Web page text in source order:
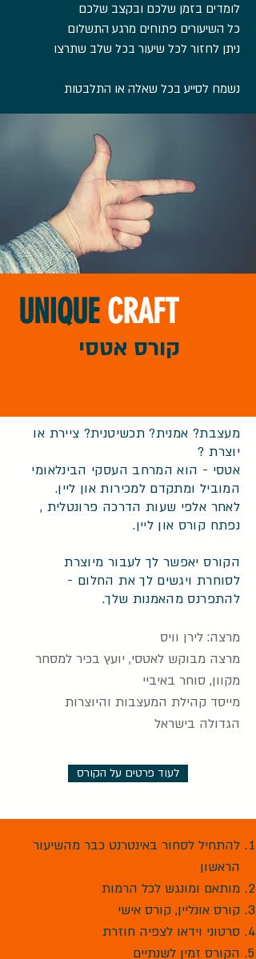
לומדים בזמן שלכם ובקצב שלכם
כל השיעורים פתוחים מרגע התשלום
ניתן לחזור לכל שיעור בכל שלב שתרצו
נשמח לסייע בכל שאלה או התלבטות
UNIQUE CRAFT
קורס אטסי
מעצבת? אמנית? תכשיטנית? ציירת או
יוצרת ?
אטסי - הוא המרחב העסקי הבינלאומי
המוביל ומתקדם למכירות און ליין.
לאחר אלפי שעות הדרכה פרונטלית ,
נפתח קורס און ליין.
הקורס יאפשר לך לעבור מיוצרת
לסוחרת ויגשים לך את החלום -
להתפרנס מהאמנות שלך.
מרצה: לירן וויס
מרצה מבוקש לאטסי, יועץ בכיר למסחר
מקוון, סוחר באיביי
מייסד קהילת המעצבות והיוצרות
הגדולה בישראל
לעוד פרטים על הקורס
להתחיל לסחור באינטרנט כבר מהשיעור
הראשון
מותאם ומונגש לכל הרמות
קורס אונליין, קורס אישי
סרטוני וידאו לצפיה חוזרת
הקורס זמין לשנתיים